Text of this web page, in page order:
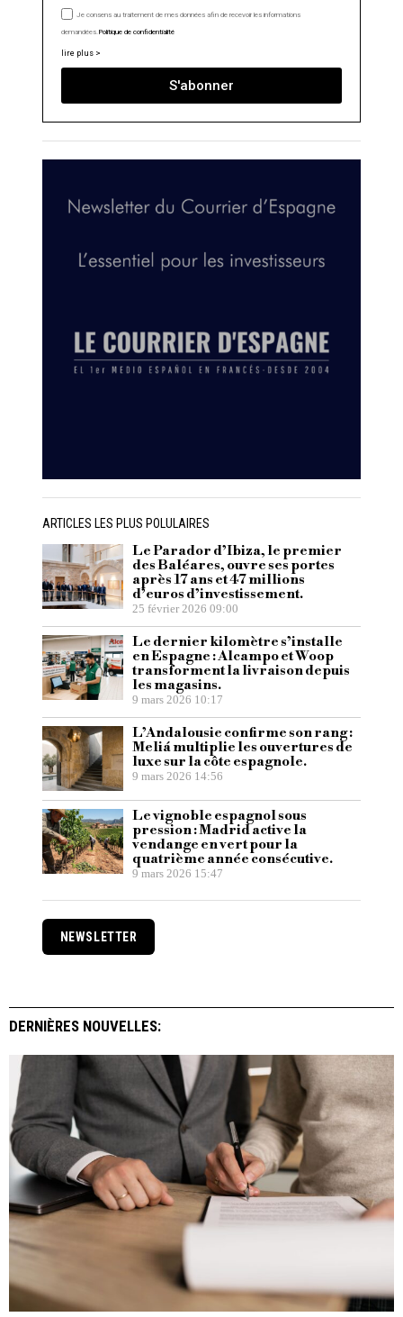
Je consens au traitement de mes données afin de recevoir les informations
demandées.Politique de confidentialité
lire plus >
S'abonner
ARTICLES LES PLUS POLULAIRES
Le Parador d’Ibiza, le premier
des Baléares, ouvre ses portes
après 17 ans et 47 millions
d’euros d’investissement.
25 février 2026 09:00
Le dernier kilomètre s’installe
en Espagne : Alcampo et Woop
transforment la livraison depuis
les magasins.
9 mars 2026 10:17
L’Andalousie confirme son rang :
Meliá multiplie les ouvertures de
luxe sur la côte espagnole.
9 mars 2026 14:56
Le vignoble espagnol sous
pression : Madrid active la
vendange en vert pour la
quatrième année consécutive.
9 mars 2026 15:47
NEWSLETTER
DERNIÈRES NOUVELLES: